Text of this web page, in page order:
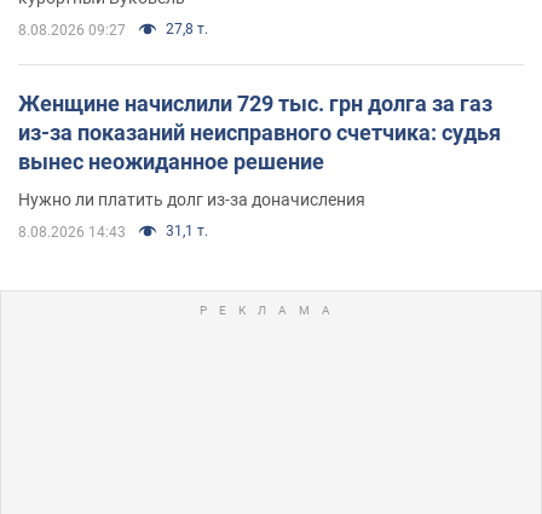
8.08.2026 09:27 27,8 т.
Женщине начислили 729 тыс. грн долга за газ
из-за показаний неисправного счетчика: судья
вынес неожиданное решение
Нужно ли платить долг из-за доначисления
8.08.2026 14:43 31,1 т.